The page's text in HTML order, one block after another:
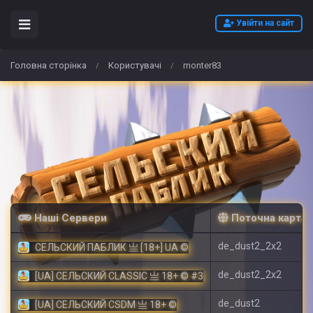
Увійти на сайт
Головна сторінка / Користувачі / monter83
Наші Сервери Поточна карта
СЕЛЬСКИЙ ПАБЛИК 亗 [18+] UA © de_dust2_2x2
[UA] СЕЛЬСКИЙ CLASSIC 亗 18+ © #3 de_dust2_2x2
[UA] СЕЛЬСКИЙ CSDM 亗 18+ © de_dust2